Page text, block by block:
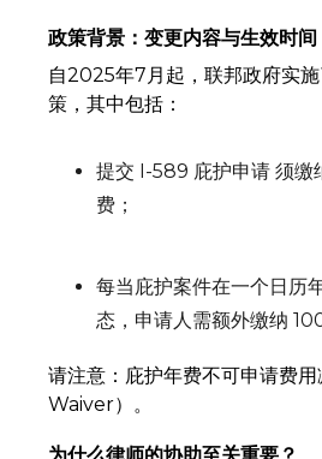
政策背景：变更内容与生效时间
自2025年7月起，联邦政府实
策，其中包括：
提交 I-589 庇护申请 须缴
费；
每当庇护案件在一个日历
态，申请人需额外缴纳
请注意：庇护年费不可申请费
Waiver）。